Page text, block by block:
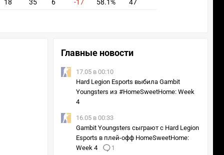
18 35 6 -17 58.1% 47
Главные новости
17.05 в 00:10
Hard Legion Esports выбила Gambit
Youngsters из #HomeSweetHome: Week
4
16.05 в 00:33
Gambit Youngsters сыграют с Hard Legion
Esports в плей-офф HomeSweetHome:
Week 4
1